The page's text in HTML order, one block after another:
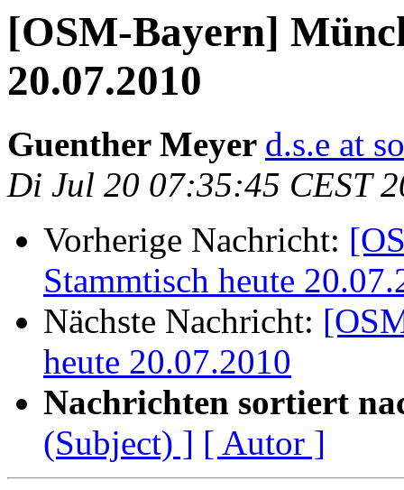
[OSM-Bayern]
20.07.2010
Guenther Meyer d.s.e at
Di Jul 20 07:35:45 CEST
Vorherige Nachricht:
Stammtisch heute
Nächste Nachricht:
heute 20.07.2010
Nachrichten sortiert
(Subject) ] [ Autor ]